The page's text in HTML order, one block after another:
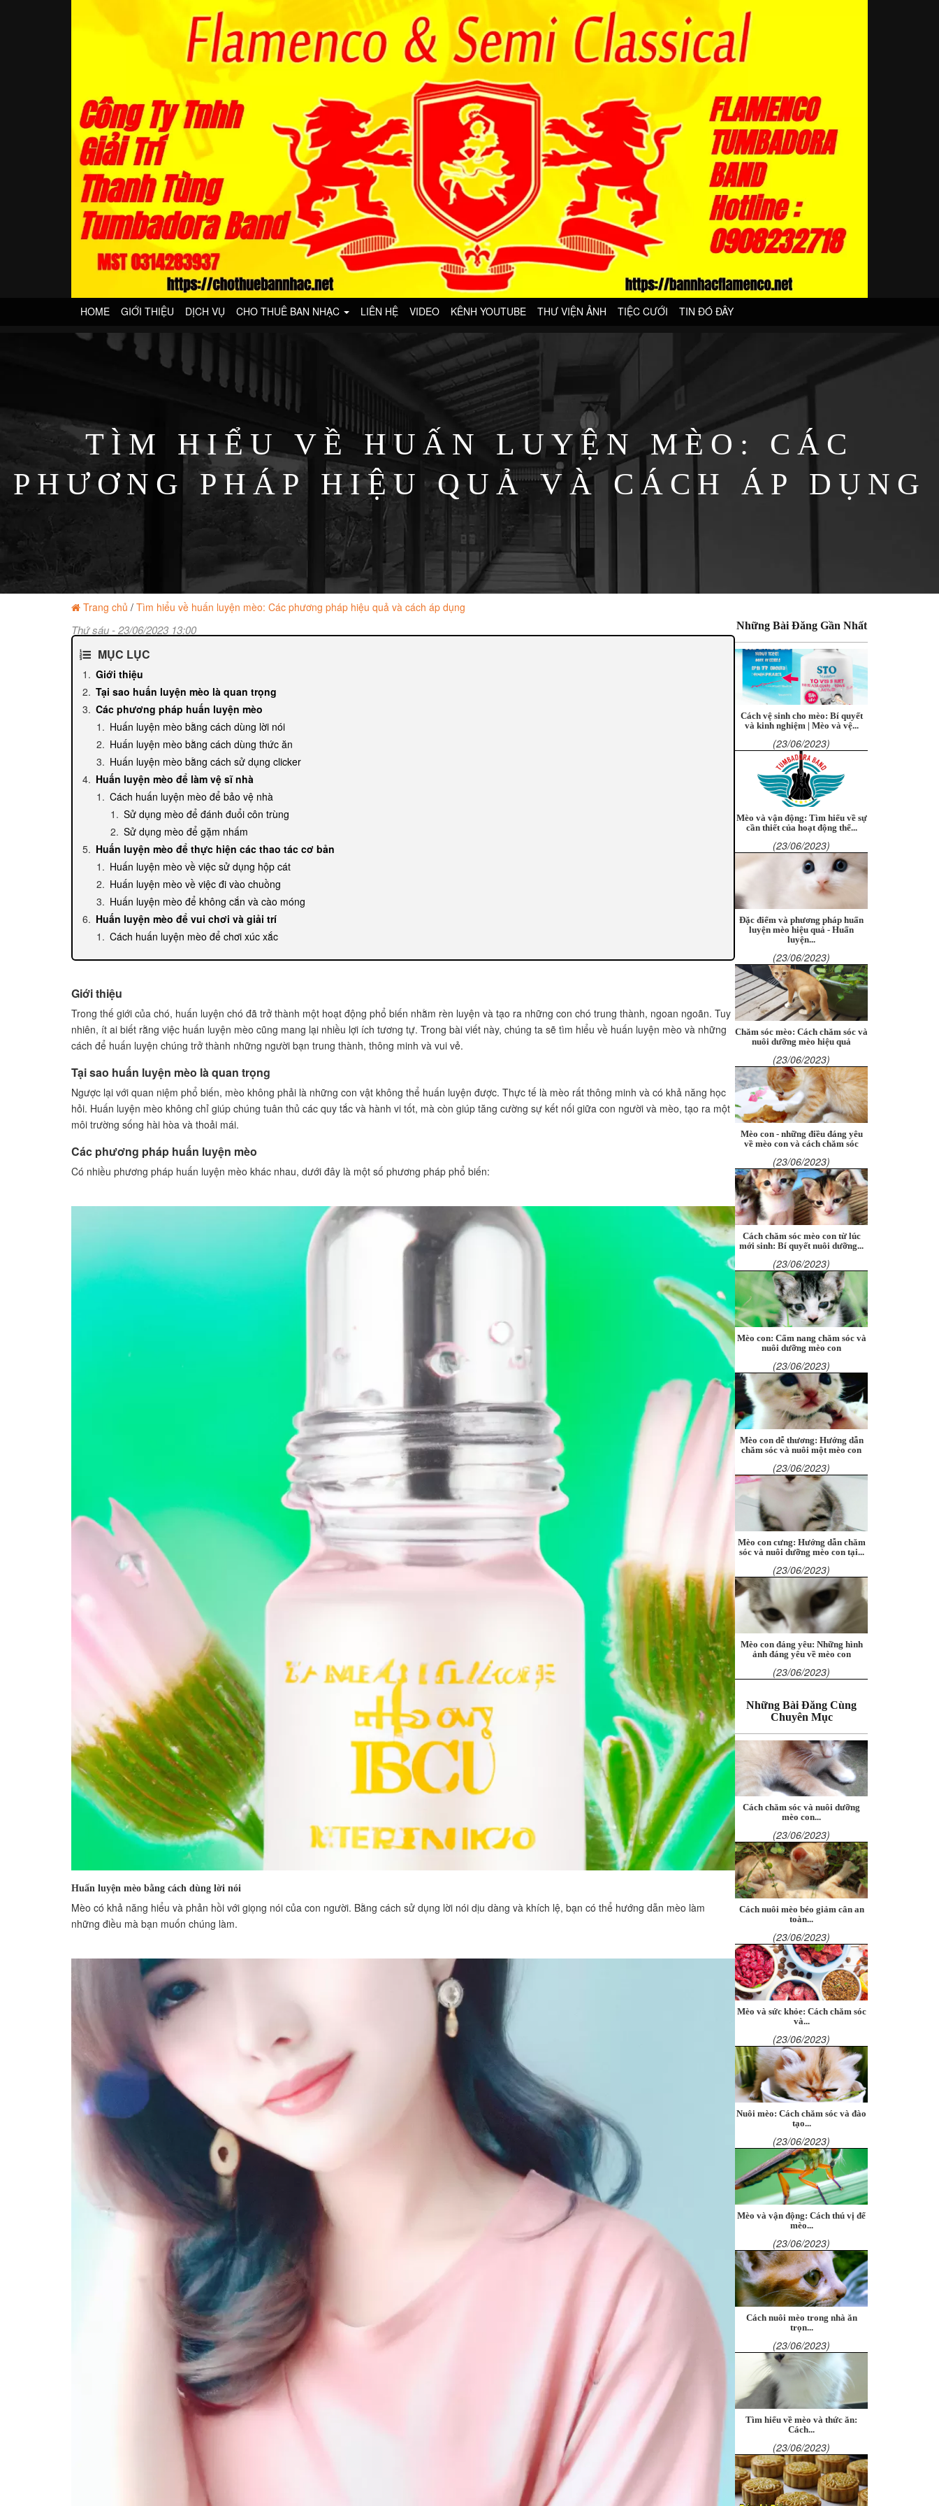
HOME GIỚI THIỆU DỊCH VỤ CHO THUÊ BAN NHẠC LIÊN HỆ VIDEO KÊNH YOUTUBE THƯ VIỆN ẢNH TIỆC CƯỚI TIN ĐÓ ĐÂY
TÌM HIỂU VỀ HUẤN LUYỆN MÈO: CÁC
PHƯƠNG PHÁP HIỆU QUẢ VÀ CÁCH ÁP DỤNG
Trang chủ / Tìm hiểu về huấn luyện mèo: Các phương pháp hiệu quả và cách áp dụng
Thứ sáu - 23/06/2023 13:00
MỤC LỤC
Giới thiệu
Tại sao huấn luyện mèo là quan trọng
Các phương pháp huấn luyện mèo
Huấn luyện mèo bằng cách dùng lời nói
Huấn luyện mèo bằng cách dùng thức ăn
Huấn luyện mèo bằng cách sử dụng clicker
Huấn luyện mèo để làm vệ sĩ nhà
Cách huấn luyện mèo để bảo vệ nhà
Sử dụng mèo để đánh đuổi côn trùng
Sử dụng mèo để gặm nhấm
Huấn luyện mèo để thực hiện các thao tác cơ bản
Huấn luyện mèo về việc sử dụng hộp cát
Huấn luyện mèo về việc đi vào chuồng
Huấn luyện mèo để không cắn và cào móng
Huấn luyện mèo để vui chơi và giải trí
Cách huấn luyện mèo để chơi xúc xắc
Cách định giới hạn và giám sát mèo trong quá trình huấn luyện
Cách tạo điều kiện thuận lợi và tích cực cho mèo
Làm thế nào để biết mèo đã hoàn thành quá trình huấn luyện
Các dấu hiệu mèo đã hoàn thành quá trình huấn luyện
Câu hỏi thường gặp về huấn luyện mèo
Có thể huấn luyện mèo lớn tuổi không?
Có cần thuê một huấn luyện viên chuyên nghiệp để huấn luyện mèo?
Có thể huấn luyện mèo để ngừng cào móng nếu mèo đã quen thói quen này?
Kết luận
Tài liệu tham khảo
Giới thiệu
Trong thế giới của chó, huấn luyện chó đã trở thành một hoạt động phổ biến nhằm rèn luyện và tạo ra những con chó trung thành, ngoan ngoãn. Tuy
nhiên, ít ai biết rằng việc huấn luyện mèo cũng mang lại nhiều lợi ích tương tự. Trong bài viết này, chúng ta sẽ tìm hiểu về huấn luyện mèo và những
cách để huấn luyện chúng trở thành những người bạn trung thành, thông minh và vui vẻ.
Tại sao huấn luyện mèo là quan trọng
Ngược lại với quan niệm phổ biến, mèo không phải là những con vật không thể huấn luyện được. Thực tế là mèo rất thông minh và có khả năng học
hỏi. Huấn luyện mèo không chỉ giúp chúng tuân thủ các quy tắc và hành vi tốt, mà còn giúp tăng cường sự kết nối giữa con người và mèo, tạo ra một
môi trường sống hài hòa và thoải mái.
Các phương pháp huấn luyện mèo
Có nhiều phương pháp huấn luyện mèo khác nhau, dưới đây là một số phương pháp phổ biến:
Huấn luyện mèo bằng cách dùng lời nói
Mèo có khả năng hiểu và phản hồi với giọng nói của con người. Bằng cách sử dụng lời nói dịu dàng và khích lệ, bạn có thể hướng dẫn mèo làm
những điều mà bạn muốn chúng làm.
Những Bài Đăng Gần Nhất
Cách vệ sinh cho mèo: Bí quyết
và kinh nghiệm | Mèo và vệ...
(23/06/2023)
Mèo và vận động: Tìm hiểu về sự
cần thiết của hoạt động thể...
(23/06/2023)
Đặc điểm và phương pháp huấn
luyện mèo hiệu quả - Huấn
luyện...
(23/06/2023)
Chăm sóc mèo: Cách chăm sóc và
nuôi dưỡng mèo hiệu quả
(23/06/2023)
Mèo con - những điều đáng yêu
về mèo con và cách chăm sóc
(23/06/2023)
Cách chăm sóc mèo con từ lúc
mới sinh: Bí quyết nuôi dưỡng...
(23/06/2023)
Mèo con: Cẩm nang chăm sóc và
nuôi dưỡng mèo con
(23/06/2023)
Mèo con dễ thương: Hướng dẫn
chăm sóc và nuôi một mèo con
(23/06/2023)
Mèo con cưng: Hướng dẫn chăm
sóc và nuôi dưỡng mèo con tại...
(23/06/2023)
Mèo con đáng yêu: Những hình
ảnh đáng yêu về mèo con
(23/06/2023)
Những Bài Đăng Cùng
Chuyên Mục
Cách chăm sóc và nuôi dưỡng
mèo con...
(23/06/2023)
Cách nuôi mèo béo giảm cân an
toàn...
(23/06/2023)
Mèo và sức khỏe: Cách chăm sóc
và...
(23/06/2023)
Nuôi mèo: Cách chăm sóc và đào
tạo...
(23/06/2023)
Mèo và vận động: Cách thú vị để
mèo...
(23/06/2023)
Cách nuôi mèo trong nhà ăn
trọn...
(23/06/2023)
Tìm hiểu về mèo và thức ăn:
Cách...
(23/06/2023)